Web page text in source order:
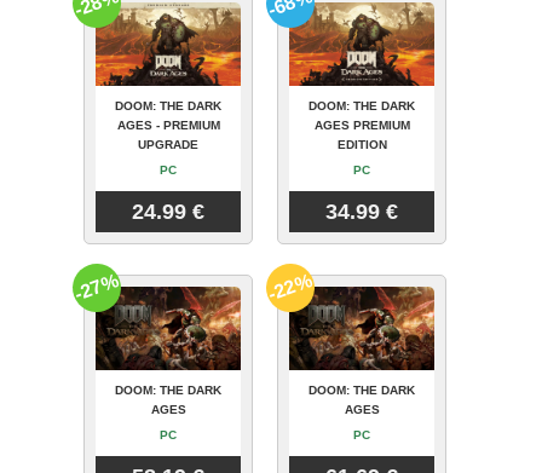
DOOM: THE DARK
AGES - PREMIUM
UPGRADE
PC
24.99 €
DOOM: THE DARK
AGES PREMIUM
EDITION
PC
34.99 €
DOOM: THE DARK
AGES
PC
-27%
DOOM: THE DARK
AGES
PC
-22%